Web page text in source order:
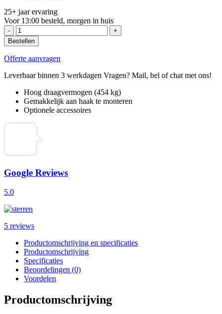
25+ jaar ervaring
Voor 13:00 besteld, morgen in huis
Vatenklem
Morse
86
aantal
Bestellen
Offerte aanvragen
Leverbaar binnen 3 werkdagen Vragen? Mail, bel of chat met ons!
Hoog draagvermogen (454 kg)
Gemakkelijk aan haak te monteren
Optionele accessoires
Google Reviews
5.0
5 reviews
Productomschrijving en specificaties
Productomschrijving
Specificaties
Beoordelingen (0)
Voordelen
Productomschrijving